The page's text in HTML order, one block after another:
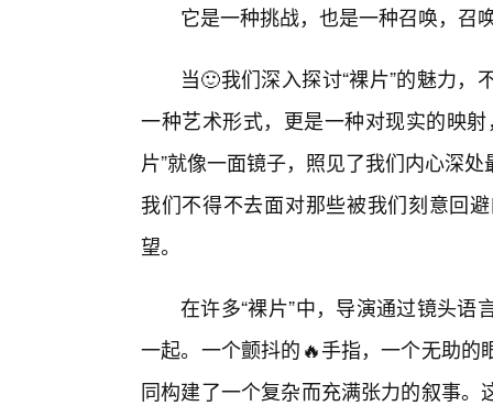
它是一种挑战，也是一种召唤，召
当🙂我们深入探讨“裸片”的魅力
一种艺术形式，更是一种对现实的映
片”就像一面镜子，照见了我们内心深
我们不得不去面对那些被我们刻意回
望。
在许多“裸片”中，导演通过镜头
一起。一个颤抖的🔥手指，一个无助
同构建了一个复杂而充满张力的叙事